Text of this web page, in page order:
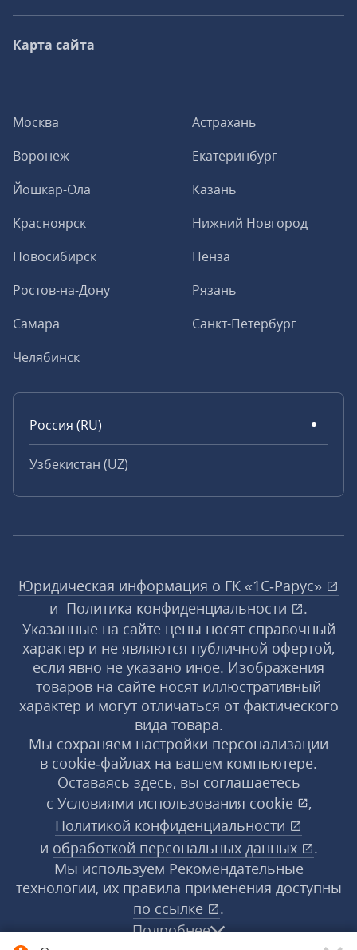
Москва
Астрахань
Воронеж
Екатеринбург
Йошкар-Ола
Казань
Красноярск
Нижний Новгород
Новосибирск
Пенза
Ростов-на-Дону
Рязань
Самара
Санкт-Петербург
Челябинск
Россия (RU)
Узбекистан (UZ)
Карта сайта
Юридическая информация о ГК «1С‑Рарус»
и Политика конфиденциальности
.
Указанные на сайте цены носят справочный
характер и не являются публичной офертой,
если явно не указано иное. Изображения
товаров на сайте носят иллюстративный
характер и могут отличаться от фактического
вида товара.
Мы сохраняем настройки персонализации
в cookie‑файлах на вашем компьютере.
Оставаясь здесь, вы соглашаетесь
с Условиями использования cookie
,
Политикой конфиденциальности
и обработкой персональных данных
.
Мы используем Рекомендательные
технологии, их правила применения доступны
по ссылке
.
Подробнее